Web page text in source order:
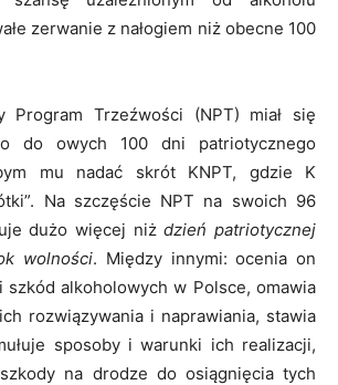
zerwanie z nałogiem niż obecne 100
Program Trzeźwości (NPT) miał się
do owych 100 dni patriotycznego
mu nadać skrót KNPT, gdzie K
Na szczęście NPT na swoich 96
dużo więcej niżdzień patriotycznej
wolności. Między innymi: ocenia on
szkód alkoholowych w Polsce, omawia
rozwiązywania i naprawiania, stawia
sposoby i warunki ich realizacji,
na drodze do osiągnięcia tych